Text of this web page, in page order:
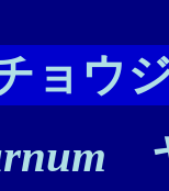
ョウ